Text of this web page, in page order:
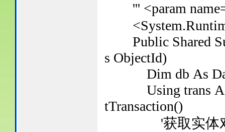
''' <param
Public Shared
s ObjectId)
Dim db As
Using trans As
tTransaction()
'获取实体